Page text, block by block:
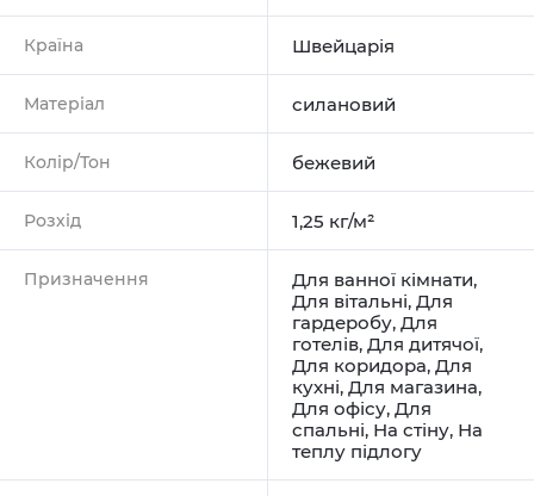
Країна Швейцарія
Матеріал силановий
Колір/Тон бежевий
Розхід 1,25 кг/м²
Призначення Для ванної кімнати,
Для вітальні, Для
гардеробу, Для
готелів, Для дитячої,
Для коридора, Для
кухні, Для магазина,
Для офісу, Для
спальні, На стіну, На
теплу підлогу